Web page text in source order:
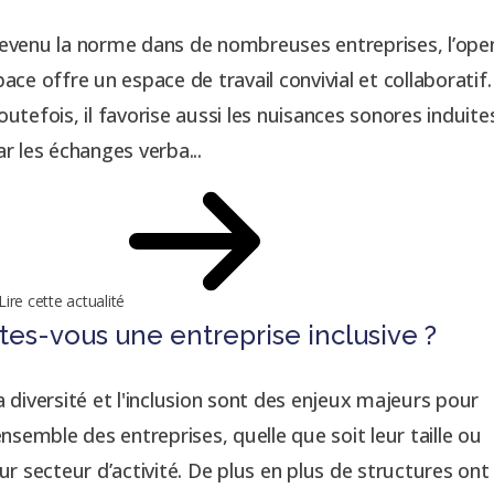
la norme dans de nombreuses entreprises,
offre un espace de travail convivial et collaboratif.
il favorise aussi les nuisances sonores
les échanges verba...
cette actualité
vous une entreprise inclusive ?
diversité et l'inclusion sont des enjeux majeurs pour
des entreprises, quelle que soit leur taille ou
secteur d’activité. De plus en plus de structures ont